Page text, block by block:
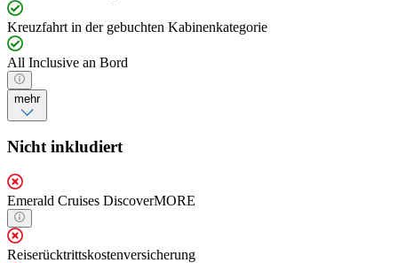
Kreuzfahrt in der gebuchten Kabinenkategorie
All Inclusive an Bord
mehr
Nicht inkludiert
Emerald Cruises DiscoverMORE
Reiserücktrittskostenversicherung